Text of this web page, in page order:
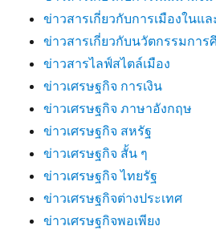
ข่าวสารเกี่ยวกับการเมืองในแ
ข่าวสารเกี่ยวกับนวัตกรรมการ
ข่าวสารไลฟ์สไตล์เมือง
ข่าวเศรษฐกิจ การเงิน
ข่าวเศรษฐกิจ ภาษาอังกฤษ
ข่าวเศรษฐกิจ สหรัฐ
ข่าวเศรษฐกิจ สั้น ๆ
ข่าวเศรษฐกิจ ไทยรัฐ
ข่าวเศรษฐกิจต่างประเทศ
ข่าวเศรษฐกิจพอเพียง